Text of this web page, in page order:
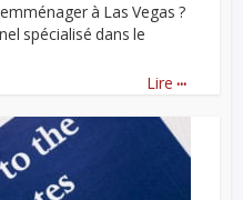
à Las Vegas ?
spécialisé dans le
Lire ...